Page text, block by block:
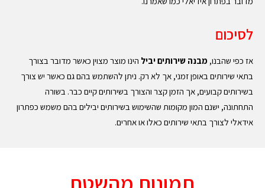
לסיכום
אז כפי שהבנו, מבנה שירותים יביל הינו מוצר מצוין כאשר מדובר בצורך
בתאי שירותים באופן זמני, אך לא רק. ניתן להשתמש בהם גם כאשר יש צורך
בשירותים קבועים, אך הזמן קצר והצורך בשירותים קיים כבר. בשורה
התחתונה, ישנם המון מקומות שהשימוש בשירותים יבילים בהם משמש כפתרון
אידאלי לצורך בתאי שירותים כאלו או אחרים.